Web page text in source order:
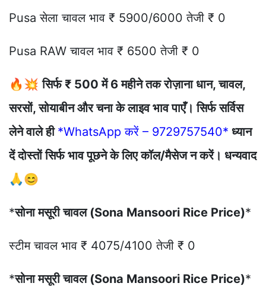
Pusa सेला चावल भाव ₹ 5900/6000 तेजी ₹ 0
Pusa RAW चावल भाव ₹ 6500 तेजी ₹ 0
🔥💥सिर्फ ₹ 500 में 6 महीने तक रोज़ाना धान, चावल,
सरसों, सोयाबीन और चना के लाइव भाव पाएँ। सिर्फ सर्विस
लेने वाले ही *WhatsApp करें – 9729757540* ध्यान
दें दोस्तों सिर्फ भाव पूछने के लिए कॉल/मैसेज न करें। धन्यवाद
🙏😊
*सोना मसूरी चावल (Sona Mansoori Rice Price)*
स्टीम चावल भाव ₹ 4075/4100 तेजी ₹ 0
*सोना मसूरी चावल (Sona Mansoori Rice Price)*